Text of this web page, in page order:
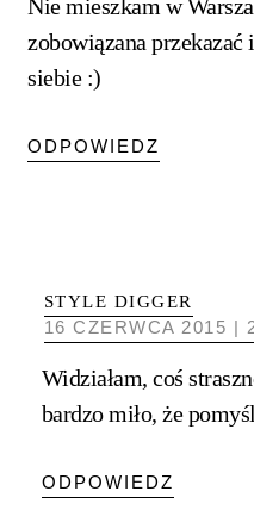
Nie mieszkam w
zobowiązana
siebie :)
ODPOWIEDZ
STYLE DIGGER
16 CZERWCA 2015 |
Widziałam, coś
bardzo miło, że
ODPOWIEDZ